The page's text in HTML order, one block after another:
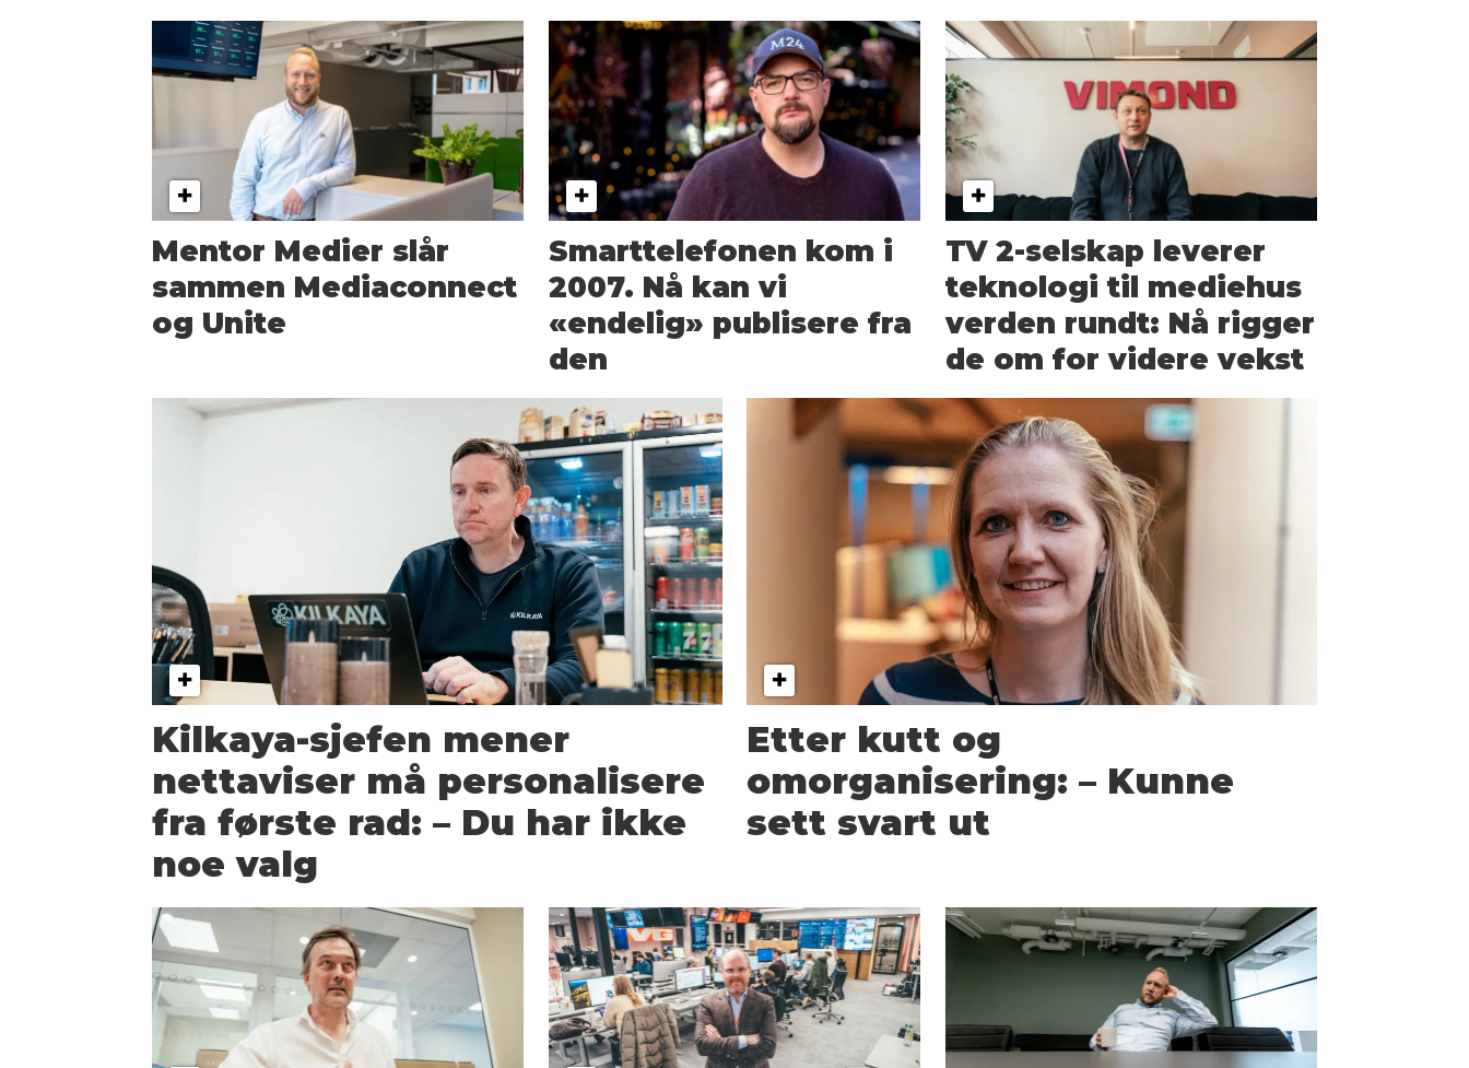
Mentor Medier slår
sammen Mediaconnect
og Unite
Smarttelefonen kom i
2007. Nå kan vi
«endelig» publisere fra
den
TV 2-selskap leverer
teknologi til mediehus
verden rundt: Nå rigger
de om for videre vekst
Kilkaya-sjefen mener
nettaviser må personalisere
fra første rad: – Du har ikke
noe valg
Etter kutt og
omorganisering: – Kunne
sett svart ut